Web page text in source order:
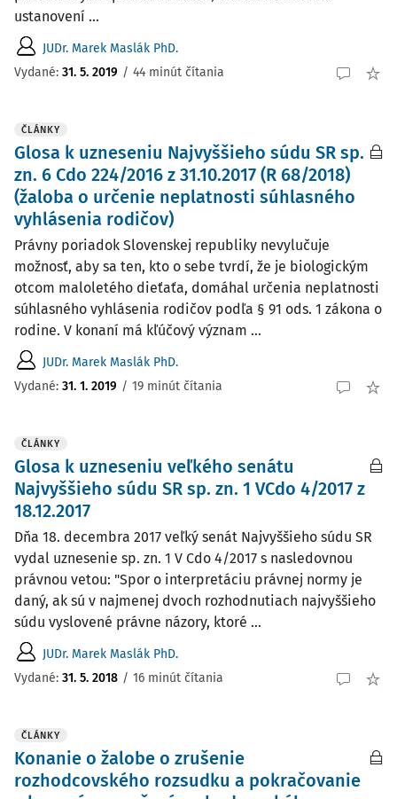
ustanovení ...
JUDr. Marek Maslák PhD.
Vydané: 31. 5. 2019 / 44 minút čítania
ČLÁNKY
Glosa k uzneseniu Najvyššieho súdu SR sp.
zn. 6 Cdo 224/2016 z 31.10.2017 (R 68/2018)
(žaloba o určenie neplatnosti súhlasného
vyhlásenia rodičov)
Právny poriadok Slovenskej republiky nevylučuje
možnosť, aby sa ten, kto o sebe tvrdí, že je biologickým
otcom maloletého dieťaťa, domáhal určenia neplatnosti
súhlasného vyhlásenia rodičov podľa § 91 ods. 1 zákona o
rodine. V konaní má kľúčový význam ...
JUDr. Marek Maslák PhD.
Vydané: 31. 1. 2019 / 19 minút čítania
ČLÁNKY
Glosa k uzneseniu veľkého senátu
Najvyššieho súdu SR sp. zn. 1 VCdo 4/2017 z
18.12.2017
Dňa 18. decembra 2017 veľký senát Najvyššieho súdu SR
vydal uznesenie sp. zn. 1 V Cdo 4/2017 s nasledovnou
právnou vetou: "Spor o interpretáciu právnej normy je
daný, ak sú v najmenej dvoch rozhodnutiach najvyššieho
súdu vyslovené právne názory, ktoré ...
JUDr. Marek Maslák PhD.
Vydané: 31. 5. 2018 / 16 minút čítania
ČLÁNKY
Konanie o žalobe o zrušenie
rozhodcovského rozsudku a pokračovanie